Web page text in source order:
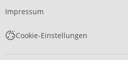
Impressum
Cookie-Einstellungen